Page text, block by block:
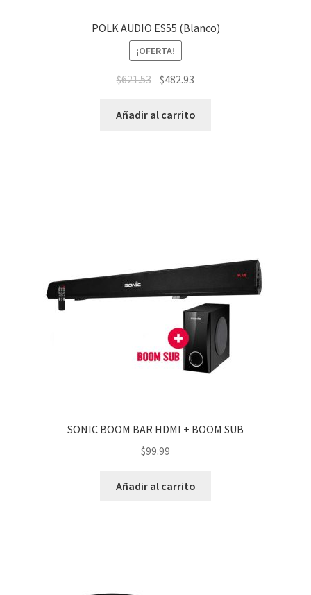
POLK AUDIO ES55 (Blanco)
¡OFERTA!
$621.53 $482.93
Añadir al carrito
SONIC BOOM BAR HDMI + BOOM SUB
$99.99
Añadir al carrito